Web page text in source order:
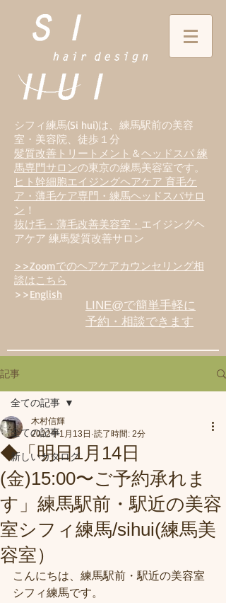
シフィ練馬(Si hui)は、 練馬駅前の美容
室・美容院、徒歩１分
髪質改善トリートメント ＆ヘッドスパ 練
馬専門サロンの東京の練馬美容室です。
ヒト幹細胞エイジングヘアケア 育毛ケ
ア・薄毛ケア専門・練馬ヘッドスパサロ
ン ！
抜け毛・薄毛改善美容室・ エイジングヘ
アケア 練馬髪質改善サロン
>>Zoomでのヘアケアカウンセリング相
談はこちら
>>English
LINE@で簡単手軽に
予約・相談できます
記事
全ての記事
新しいカタログ
全ての記事
◆「明日1月14日
(金)15:00〜ご予約承れま
す」練馬駅前・駅近の美容
室シフィ練馬/sihui(練馬美
容室）
木村信輝
2022年1月13日 読了時間: 2分
こんにちは、練馬駅前・駅近の美容室
シフィ練馬です。